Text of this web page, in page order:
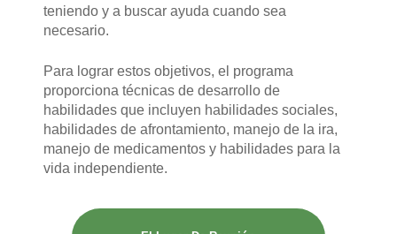
teniendo y a buscar ayuda cuando sea
necesario.
Para lograr estos objetivos, el programa
proporciona técnicas de desarrollo de
habilidades que incluyen habilidades sociales,
habilidades de afrontamiento, manejo de la ira,
manejo de medicamentos y habilidades para la
vida independiente.